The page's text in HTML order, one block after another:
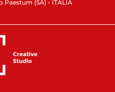
Paestum (SA) - ITALIA